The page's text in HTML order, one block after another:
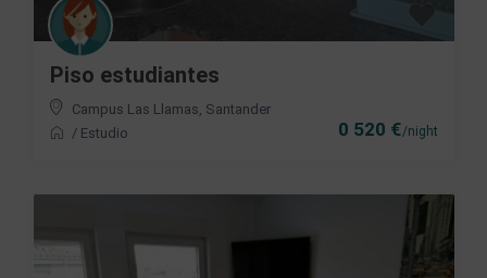
0 520 €/night
Piso estudiantes
Campus Las Llamas, Santander
/ Estudio